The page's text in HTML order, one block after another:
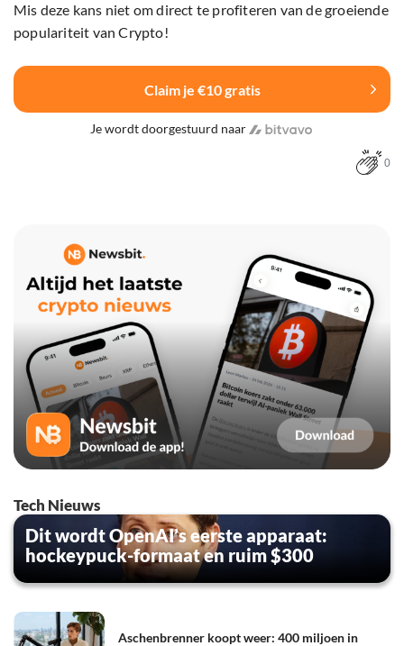
Mis deze kans niet om direct te profiteren van de groeiende
populariteit van Crypto!
Claim je €10 gratis
Je wordt doorgestuurd naar
0
Tech Nieuws
Dit wordt OpenAI’s eerste apparaat:
hockeypuck-formaat en ruim $300
Aschenbrenner koopt weer: 400 miljoen in